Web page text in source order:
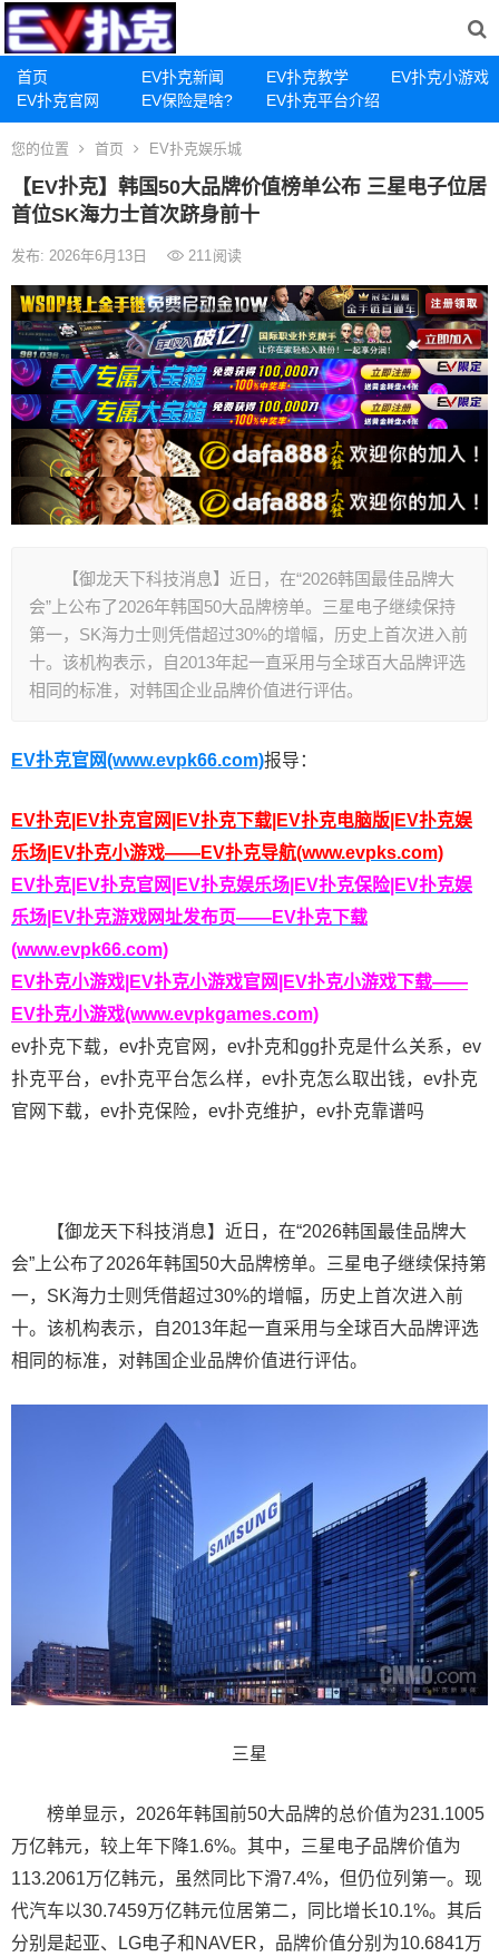
首页 EV扑克新闻 EV扑克教学
EV扑克小游戏
EV扑克官网
EV保险是啥? EV扑克平台介绍
您的位置 首页 EV扑克娱乐城
【EV扑克】韩国50大品牌价值榜单公布 三星电子位居
首位SK海力士首次跻身前十
发布: 2026年6月13日 211阅读
【御龙天下科技消息】近日，在“2026韩国最佳品牌大
会”上公布了2026年韩国50大品牌榜单。三星电子继续保持
第一，SK海力士则凭借超过30%的增幅，历史上首次进入前
十。该机构表示，自2013年起一直采用与全球百大品牌评选
相同的标准，对韩国企业品牌价值进行评估。
EV扑克官网(www.evpk66.com)报导：
EV扑克|EV扑克官网|EV扑克下载|EV扑克电脑版|EV扑克娱
乐场|EV扑克小游戏——EV扑克导航(www.evpks.com)
EV扑克|EV扑克官网|EV扑克娱乐场|EV扑克保险|EV扑克娱
乐场|EV扑克游戏网址发布页——EV扑克下载
(www.evpk66.com)
EV扑克小游戏|EV扑克小游戏官网|EV扑克小游戏下载——
EV扑克小游戏(www.evpkgames.com)
ev扑克下载，ev扑克官网，ev扑克和gg扑克是什么关系，ev
扑克平台，ev扑克平台怎么样，ev扑克怎么取出钱，ev扑克
官网下载，ev扑克保险，ev扑克维护，ev扑克靠谱吗
【御龙天下科技消息】近日，在“2026韩国最佳品牌大
会”上公布了2026年韩国50大品牌榜单。三星电子继续保持第
一，SK海力士则凭借超过30%的增幅，历史上首次进入前
十。该机构表示，自2013年起一直采用与全球百大品牌评选
相同的标准，对韩国企业品牌价值进行评估。
三星
榜单显示，2026年韩国前50大品牌的总价值为231.1005
万亿韩元，较上年下降1.6%。其中，三星电子品牌价值为
113.2061万亿韩元，虽然同比下滑7.4%，但仍位列第一。现
代汽车以30.7459万亿韩元位居第二，同比增长10.1%。其后
分别是起亚、LG电子和NAVER，品牌价值分别为10.6841万